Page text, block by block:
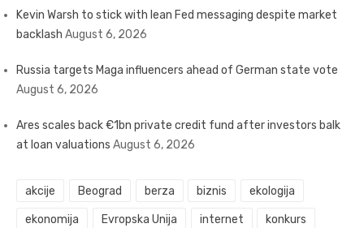
Kevin Warsh to stick with lean Fed messaging despite market
backlash August 6, 2026
Russia targets Maga influencers ahead of German state vote
August 6, 2026
Ares scales back €1bn private credit fund after investors balk
at loan valuations August 6, 2026
akcije Beograd berza biznis ekologija
ekonomija Evropska Unija internet konkurs